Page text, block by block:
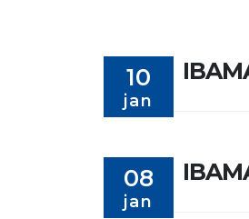
10
jan
08
jan